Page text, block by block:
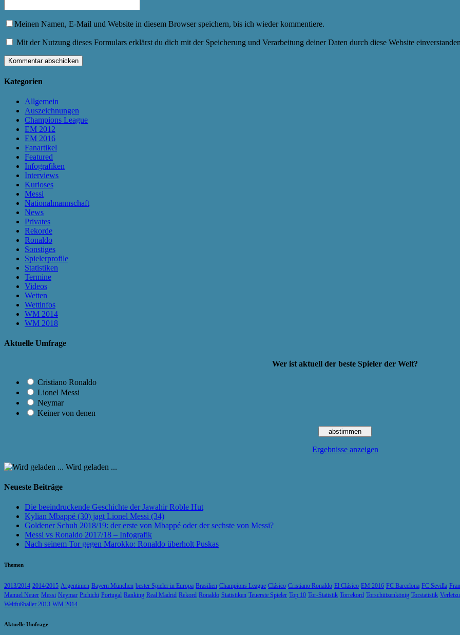
Meinen Namen, E-Mail und Website in diesem Browser speichern, bis ich wieder kommentiere.
Mit der Nutzung dieses Formulars erklärst du dich mit der Speicherung und Verarbeitung deiner Daten durch diese Website
Kategorien
Allgemein
Auszeichnungen
Champions League
EM 2012
EM 2016
Fanartikel
Featured
Infografiken
Interviews
Kurioses
Messi
Nationalmannschaft
News
Privates
Rekorde
Ronaldo
Sonstiges
Spielerprofile
Statistiken
Termine
Videos
Wetten
Wettinfos
WM 2014
WM 2018
Aktuelle Umfrage
Wer ist aktuell der beste Spieler der Welt?
Cristiano Ronaldo
Lionel Messi
Neymar
Keiner von denen
Ergebnisse anzeigen
Wird geladen ...
Neueste Beiträge
Die beeindruckende Geschichte der Jawahir Roble Hut
Kylian Mbappé (30) jagt Lionel Messi (34)
Goldener Schuh 2018/19: der erste von Mbappé oder der sechste von Messi?
Messi vs Ronaldo 2017/18 – Infografik
Nach seinem Tor gegen Marokko: Ronaldo überholt Puskas
Themen
2013/2014 2014/2015 Argentinien Bayern München bester Spieler in Europa Brasilien Champions League Clásico Cristiano Ronaldo El Clásico EM 2016 FC Barcelona FC Sevilla
Manuel Neuer Messi Neymar Pichichi Portugal Ranking Real Madrid Rekord Ronaldo Statistiken Teuerste Spieler Top 10 Tor-Statistik Torrekord Torschützenkönig Torstatistik
Weltfußballer 2013 WM 2014
Aktuelle Umfrage